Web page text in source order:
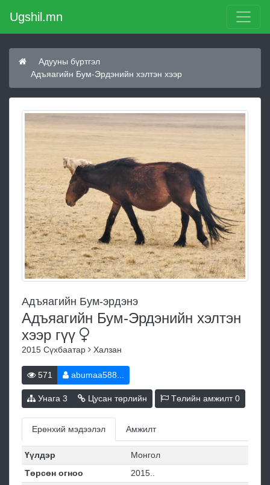
Ugshil.mn
Адууны бүртгэл
Адъяагийн Бум-Эрдэнийн хэлтэн хээр
Адъяагийн Бум-эрдэнэ
Адъяагийн Бум-Эрдэнийн хэлтэн
хээр гүү
2015 Сүхбаатар Халзан
571 abumaa588...
Унага 3 Цусан төрлийн Төлийн амжилт0
Ерөнхий мэдээлэл Амжилт
Үүлдэр
Монгол
Төрсөн огноо
2015..